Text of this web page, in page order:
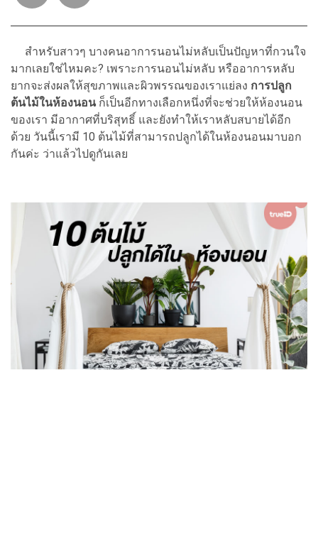
สำหรับสาวๆ บางคนอาการนอนไม่หลับเป็นปัญหาที่กวนใจ
มากเลยใช่ไหมคะ? เพราะการนอนไม่หลับ หรืออาการหลับ
ยากจะส่งผลให้สุขภาพและผิวพรรณของเราแย่ลง การปลูก
ต้นไม้ในห้องนอนก็เป็นอีกทางเลือกหนึ่งที่จะช่วยให้ห้องนอน
ของเรา มีอากาศที่บริสุทธิ์ และยังทำให้เราหลับสบายได้อีก
ด้วย วันนี้เรามี 10 ต้นไม้ที่สามารถปลูกได้ในห้องนอนมาบอก
กันค่ะ ว่าแล้วไปดูกันเลย